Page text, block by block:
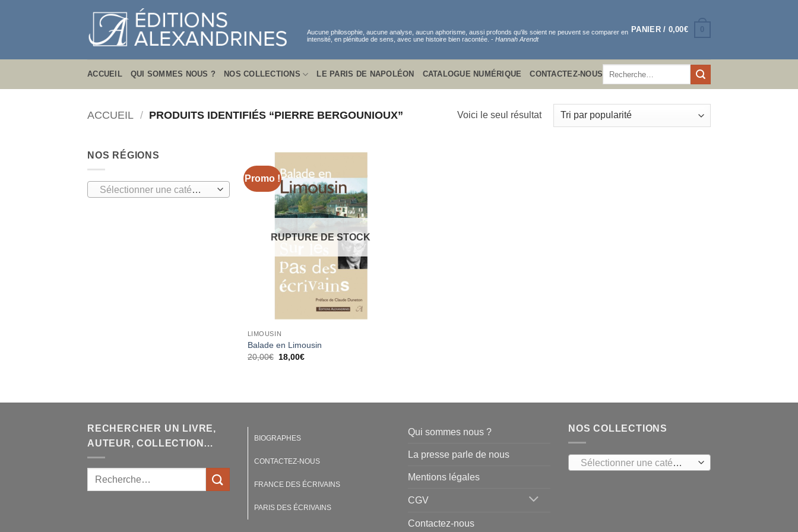
Aucune philosophie, aucune analyse, aucun aphorisme, aussi profonds qu'ils soient ne peuvent se comparer en
intensité, en plénitude de sens, avec une histoire bien racontée. - Hannah Arendt
PANIER / 0,00€
ACCUEIL QUI SOMMES NOUS ? NOS COLLECTIONS LE PARIS DE NAPOLÉON CATALOGUE NUMÉRIQUE CONTACTEZ-NOUS
ACCUEIL / PRODUITS IDENTIFIÉS “PIERRE BERGOUNIOUX” Voici le seul résultat
NOS RÉGIONS
Sélectionner une catégorie
Promo !
RUPTURE DE STOCK
LIMOUSIN
Balade en Limousin
20,00€ Le
18,00€Le
RECHERCHER UN LIVRE,
AUTEUR, COLLECTION…
BIOGRAPHES
CONTACTEZ-NOUS
FRANCE DES ÉCRIVAINS
PARIS DES ÉCRIVAINS
Qui sommes nous ?
La presse parle de nous
Mentions légales
CGV
Contactez-nous
NOS COLLECTIONS
Sélectionner une catégorie